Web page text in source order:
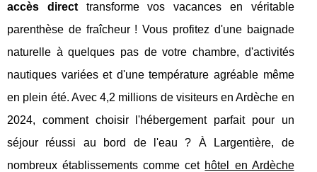
accès directtransforme vos vacances en véritable
parenthèse de fraîcheur ! Vous profitez d'une baignade
naturelle à quelques pas de votre chambre, d'activités
nautiques variées et d'une température agréable même
en plein été. Avec 4,2 millions de visiteurs en Ardèche en
2024, comment choisir l'hébergement parfait pour un
séjour réussi au bord de l'eau ? À Largentière, de
nombreux établissements comme cet hôtel en Ardèche